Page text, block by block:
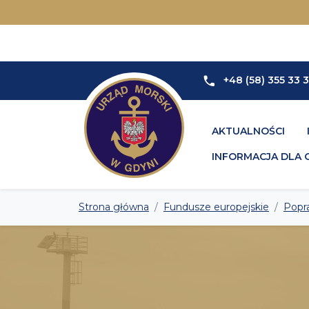
+48 (58) 355 33
AKTUALNOŚCI
INFORMACJA DLA
Strona główna Fundusze europejskie